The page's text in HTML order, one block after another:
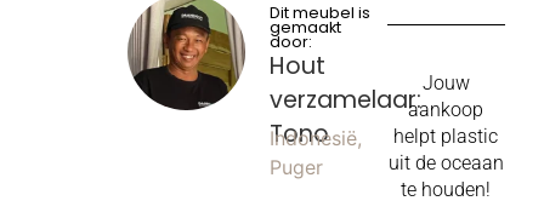
Dit meubel is
gemaakt
door:
Hout
verzamelaar:
Tono
Indonesië,
Puger
Jouw
aankoop
helpt plastic
uit de oceaan
te houden!